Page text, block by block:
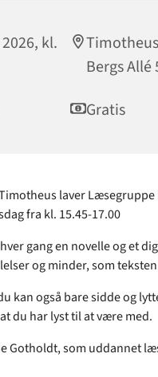
kl.
Bergs Allé
Gratis
laver Læsegruppe
fra kl. 15.45-17.00
gang en novelle og et
og minder, som
kan også bare sidde og
du har lyst til at være med.
Gotholdt, som uddannet